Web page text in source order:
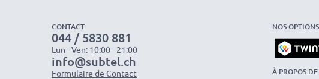
CONTACT
044 / 5830 881
Lun - Ven: 10:00 - 21:00
info@subtel.ch
Formulaire de Contact
NOS
À PROPOS